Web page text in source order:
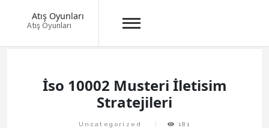
Atış Oyunları
Atış Oyunları
İso 10002 Musteri İletisim
Stratejileri
Uncategorized 181